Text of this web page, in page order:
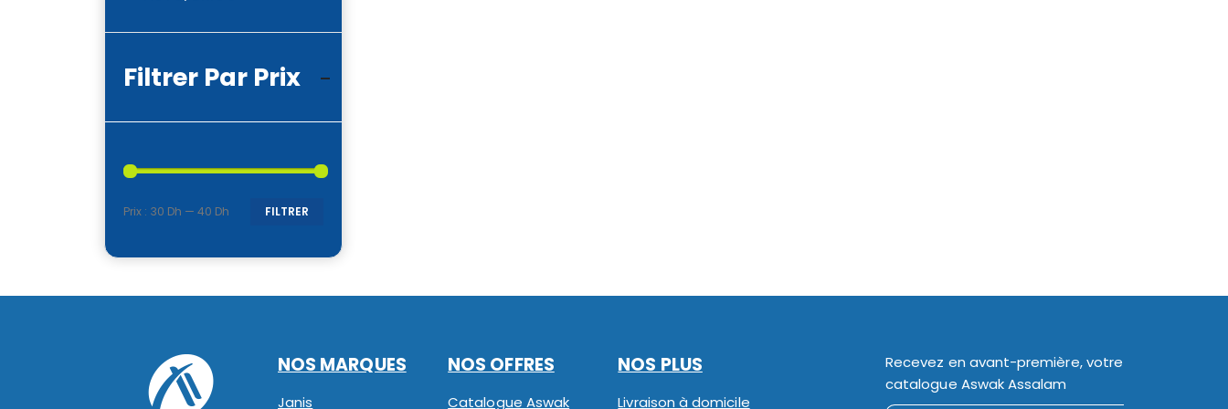
Filtrer Par Prix
FILTRER
Prix : 30 Dh — 40 Dh
NOS MARQUES
Janis
NOS OFFRES
Catalogue Aswak
NOS PLUS
Livraison à domicile
Recevez en avant-première, votre
catalogue Aswak Assalam